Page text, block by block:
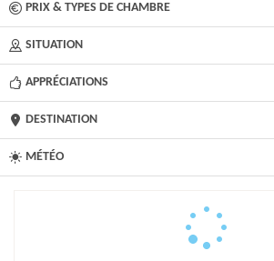
PRIX & TYPES DE CHAMBRE
SITUATION
APPRÉCIATIONS
DESTINATION
MÉTÉO